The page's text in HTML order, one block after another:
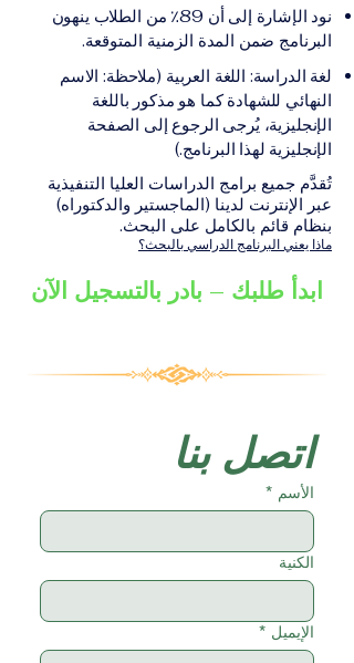
الإلكترونيقد يُطلب تقديم
مستندات إضافية حسب
البرنامج والمؤسسة التعليمية
الأكاديمية المناسبة للبرنامج،
والتي تصدر عن المؤسسة
التعليمية المسؤولة عن تقديم
البرنامج ضمن شبكة VBNN
Smart Education Group.
نود الإشارة إلى أن 89٪ من الطلاب ينهون
البرنامج ضمن المدة الزمنية المتوقعة.
لغة الدراسة: اللغة العربية (ملاحظة: الاسم
النهائي للشهادة كما هو مذكور باللغة
الإنجليزية، يُرجى الرجوع إلى الصفحة
الإنجليزية لهذا البرنامج.)
تُقدَّم جميع برامج الدراسات العليا التنفيذية
عبر الإنترنت لدينا (الماجستير والدكتوراه)
بنظام قائم بالكامل على البحث.
ماذا يعني البرنامج الدراسي بالبحث؟
ابدأ طلبك – بادر بالتسجيل الآن
اتصل بنا
الأسم *
الكنية
الإيميل *